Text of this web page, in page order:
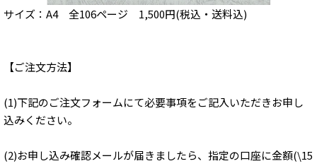
サイズ：A4 全106ページ 1,500円(税込・送料込)
【ご注文方法】
(1)下記のご注文フォームにて必要事項をご記入いただきお申し
込みください。
(2)お申し込み確認メールが届きましたら、指定の口座に金額(\15